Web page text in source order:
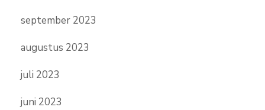
september 2023
augustus 2023
juli 2023
juni 2023